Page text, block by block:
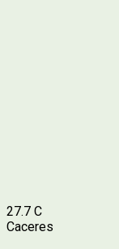
27.7 C
Caceres